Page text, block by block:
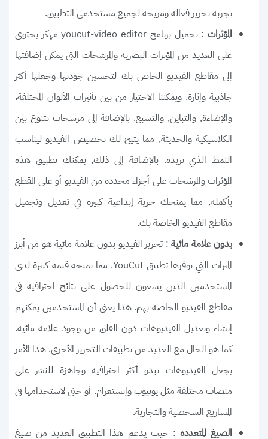
تجربة تحرير فعالة ومريحة لجميع مستخدمي التطبيق.
المؤثرات
: تحميل برنامج youcut-video editor مهكر يحتوي
على العديد من المؤثرات البصرية والمرشحات التي يمكن إضافتها
إلى مقاطع الفيديو الخاص بك لتحسين جودتها وجعلها أكثر
جاذبية وإثارة. ويمكننا الاختيار من بين تأثيرات الألوان المختلفة،
والإضاءة, والتباين, والتشبع. بالإضافة إلى مرشحات تتنوع بين
الكلاسيكية والحديثة, مما يتيح لك تخصيص الفيديو ليناسب
النمط الذي تريده. بالإضافة إلى ذلك, يمكنك تطبيق هذه
المؤثرات والمرشحات على أجزاء محددة من الفيديو أو على المقطع
بأكمله, مما يمنحك حرية إبداعية كبيرة في تعديل وتجميل
مقاطع الفيديو الخاصة بك.
بدون علامة مائية: تحرير الفيديو بدون علامة مائية هو من أبرز
الميزات التي يوفرها تطبيق YouCut. مما يمنحه قيمة كبيرة لدى
المستخدمين الذين يسعون للحصول على نتائج احترافية في
مقاطع الفيديو الخاصة بهم. هذا يعني أن المستخدمين يمكنهم
إنشاء وتعديل الفيديوهات دون القلق من وجود علامة مائية.
كما هو الحال مع العديد من تطبيقات التحرير الأخرى. هذا الأمر
يجعل الفيديوهات تبدو أكثر احترافية وجاهزة للنشر على
منصات مختلفة مثل يوتيوب وإنستغرام. أو حتى لاستخدامها في
المشاريع الشخصية والتجارية.
الصيغ المتعدده : حيث يدعم هذا التطبيق العديد من صيغ